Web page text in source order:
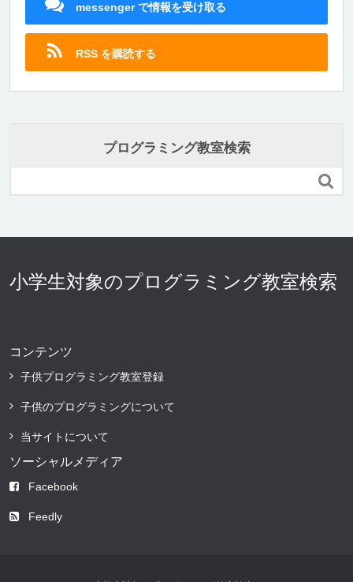
messenger で情報を受け取る
RSS を購読する
プログラミング教室検索

小学生対象のプログラミング教室検索
コンテンツ
子供プログラミング教室登録
子供のプログラミングについて
当サイトについて
ソーシャルメディア
Facebook
Feedly